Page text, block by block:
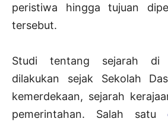
peristiwa hingga tujuan
tersebut.
Studi tentang sejarah di
dilakukan sejak Sekolah
kemerdekaan, sejarah
pemerintahan. Salah satu